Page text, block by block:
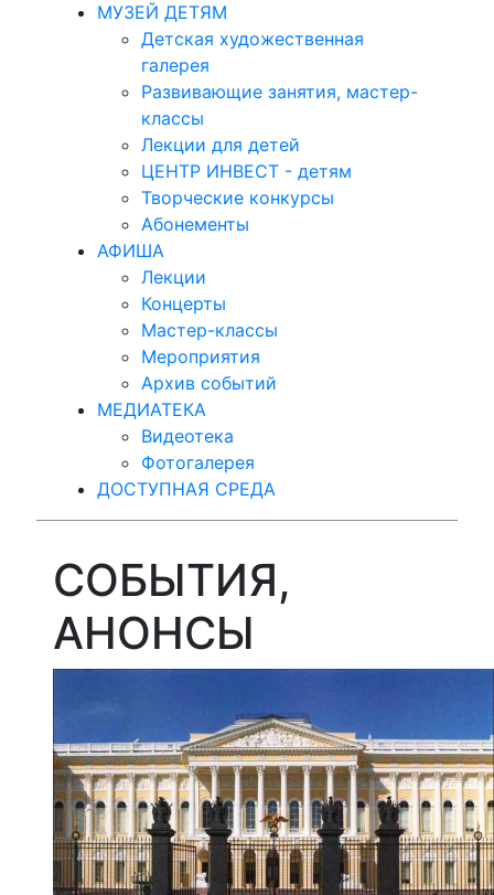
МУЗЕЙ ДЕТЯМ
Детская художественная
галерея
Развивающие занятия, мастер-
классы
Лекции для детей
ЦЕНТР ИНВЕСТ - детям
Творческие конкурсы
Абонементы
АФИША
Лекции
Концерты
Мастер-классы
Мероприятия
Архив событий
МЕДИАТЕКА
Видеотека
Фотогалерея
ДОСТУПНАЯ СРЕДА
СОБЫТИЯ,
АНОНСЫ